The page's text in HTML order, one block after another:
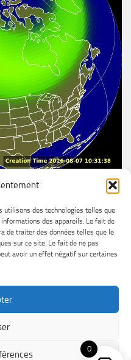
utilisons des technologies telles que
des appareils. Le fait de
de traiter des données telles que le
sur ce site. Le fait de ne pas
avoir un effet négatif sur certaines
0